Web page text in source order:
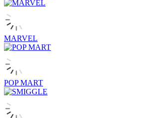
MARVEL
POP MART